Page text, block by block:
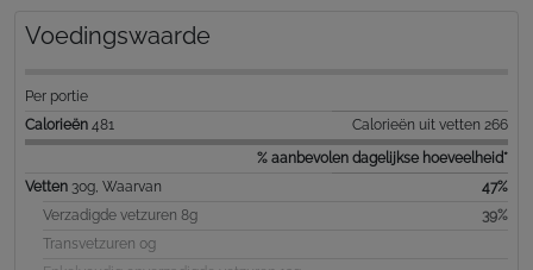
Voedingswaarde
Per portie
Calorieën 481
Calorieën uit vetten 266
% aanbevolen dagelijkse hoeveelheid*
Vetten 30g, Waarvan
47%
Verzadigde vetzuren 8g
39%
Transvetzuren 0g